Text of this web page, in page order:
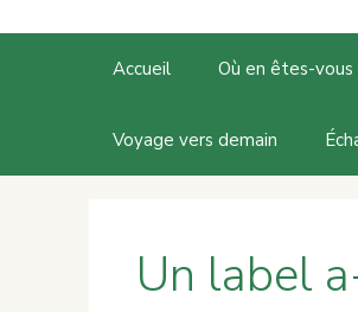
Accueil Où en êtes-vous
Voyage vers demain
Un label